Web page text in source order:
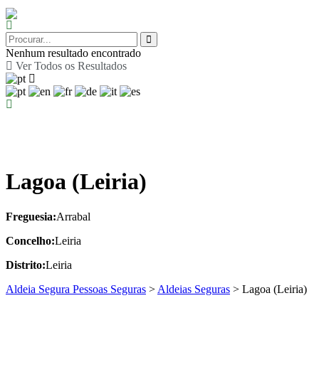
Nenhum resultado encontrado
Ver Todos os Resultados
Lagoa (Leiria)
Freguesia:Arrabal
Concelho:Leiria
Distrito:Leiria
Aldeia Segura Pessoas Seguras > Aldeias Seguras > Lagoa (Leiria)